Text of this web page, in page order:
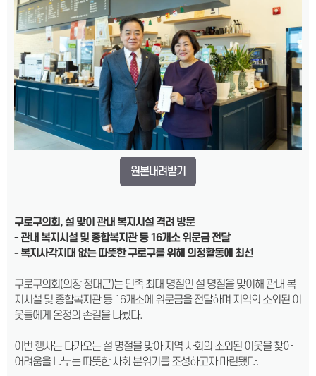
원본내려받기
구로구의회, 설 맞이 관내 복지시설 격려 방문
- 관내 복지시설 및 종합복지관 등 16개소 위문금 전달
- 복지사각지대 없는 따뜻한 구로구를 위해 의정활동에 최선
구로구의회(의장 정대근)는 민족 최대 명절인 설 명절을 맞이해 관내 복
지시설 및 종합복지관 등 16개소에 위문금을 전달하며 지역의 소외된 이
웃들에게 온정의 손길을 나눴다.
이번 행사는 다가오는 설 명절을 맞아 지역 사회의 소외된 이웃을 찾아
어려움을 나누는 따뜻한 사회 분위기를 조성하고자 마련됐다.